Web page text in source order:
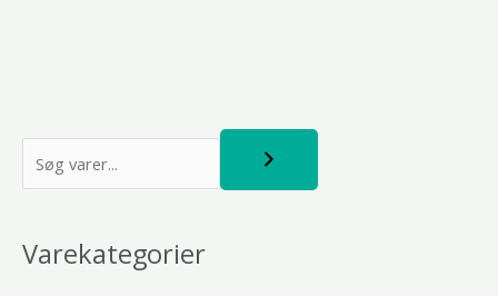
S
Varekategorier